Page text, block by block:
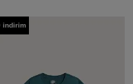
indirim